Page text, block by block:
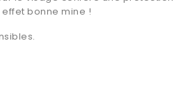
bonne mine !